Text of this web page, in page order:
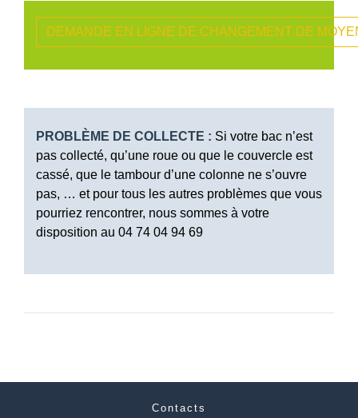
DEMANDE EN LIGNE DE CHANGEMENT DE
PROBLÈME DE COLLECTE : Si votre bac n’est
pas collecté, qu’une roue ou que le couvercle est
cassé, que le tambour d’une colonne ne s’ouvre
pas, … et pour tous les autres problèmes que vous
pourriez rencontrer, nous sommes à votre
disposition au 04 74 04 94 69
Contacts